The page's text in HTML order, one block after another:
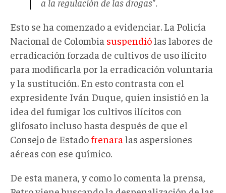
Esto se ha comenzado a evidenciar. La Policía
Nacional de Colombia suspendiólas labores de
erradicación forzada de cultivos de uso ilícito
para modificarla por la erradicación voluntaria
y la sustitución. En esto contrasta con el
expresidente Iván Duque, quien insistió en la
idea del fumigar los cultivos ilícitos con
glifosato incluso hasta después de que el
Consejo de Estado frenara las aspersiones
aéreas con ese químico.
De esta manera, y como lo comenta la prensa,